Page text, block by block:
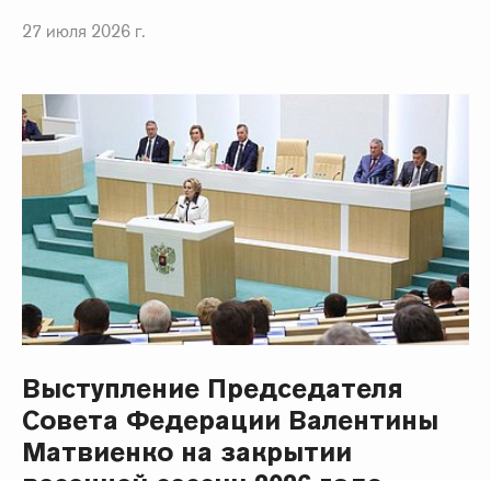
27 июля 2026 г.
Выступление Председателя
Совета Федерации Валентины
Матвиенко на закрытии